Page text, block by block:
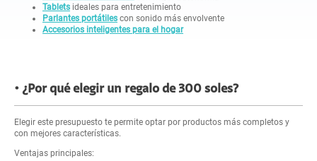
Tablets ideales para entretenimiento
Parlantes portátiles con sonido más envolvente
Accesorios inteligentes para el hogar
¿Por qué elegir un regalo de 300 soles?
Elegir este presupuesto te permite optar por productos más completos y
con mejores características.
Ventajas principales: